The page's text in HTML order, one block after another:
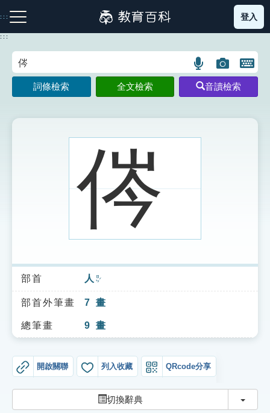
到
主
:::
注音索引圖示 筆畫索引圖示 部首索引表圖示
索引選單
知識索引
單字索引
登入
:::
語
言
搜
示
圖
片
搜
開
鍵
圖
詞條檢索 全文檢索 音讀檢索
侺
部首 人 ㄖㄣˊ
部首外筆畫 7 畫
總筆畫 9 畫
開啟關聯 列入收藏 QRcode分享
切換辭典 切換